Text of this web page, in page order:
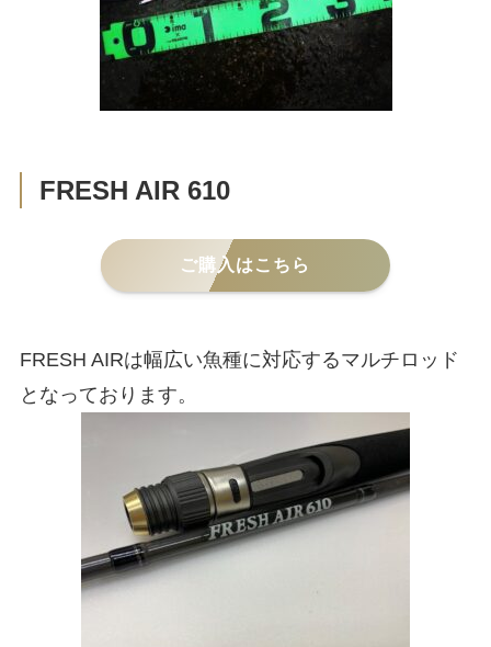
FRESH AIR 610
ご購入はこちら
FRESH AIRは幅広い魚種に対応するマルチロッド
となっております。